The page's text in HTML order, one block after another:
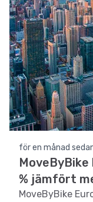
för en månad
% jämfört
MoveByBike